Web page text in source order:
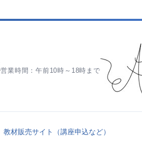
営業時間：午前10時～18時まで
教材販売サイト（講座申込など）